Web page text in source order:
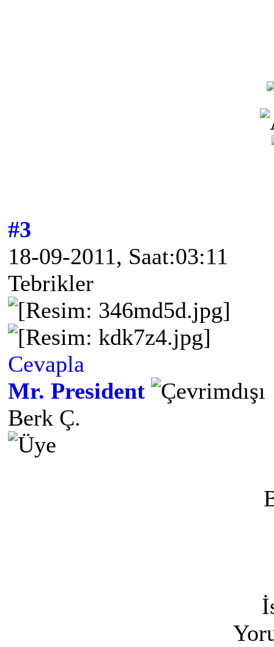
#3
18-09-2011, Saat:03:11
Tebrikler
Cevapla
Mr. President
Berk Ç.